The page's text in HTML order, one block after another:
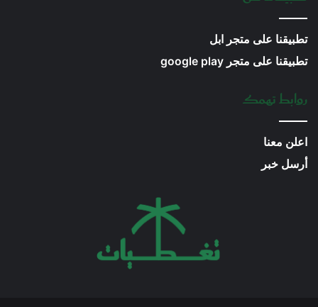
تطبيقنا على متجر ابل
تطبيقنا على متجر google play
روابط تهمك
اعلن معنا
أرسل خبر